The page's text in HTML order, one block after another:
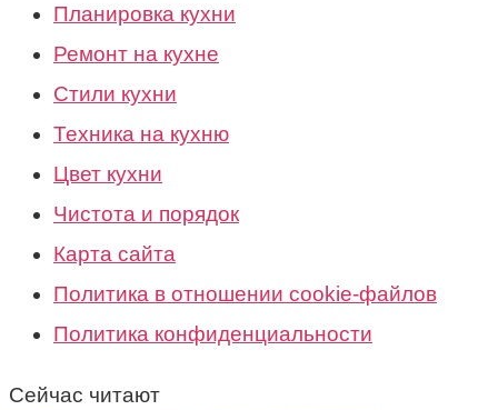
Планировка кухни
Ремонт на кухне
Стили кухни
Техника на кухню
Цвет кухни
Чистота и порядок
Карта сайта
Политика в отношении cookie-файлов
Политика конфиденциальности
Сейчас читают